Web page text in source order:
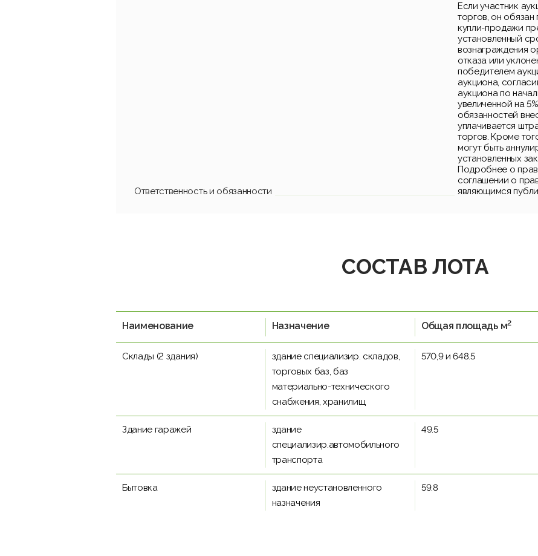
Ответственность и обязанности
Если участник
торгов, он обязан
купли-продажи
установленный
вознаграждения
отказа или
победителем
аукциона,
аукциона по
увеличенной на
обязанностей
уплачивается
торгов. Кроме
могут быть
установленных
Подробнее о
соглашении о
являющимся
СОСТАВ ЛОТА
Наименование Назначение Общая площадь м2
Склады (2 здания)
здание специализир. складов,
торговых баз, баз
материально-технического
снабжения, хранилищ
570,9 и 648.5
Здание гаражей
здание
специализир.автомобильного
транспорта
49.5
Бытовка
здание неустановленного
назначения
59.8